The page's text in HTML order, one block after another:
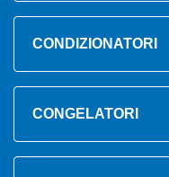
CONDIZIONATORI
CONGELATORI